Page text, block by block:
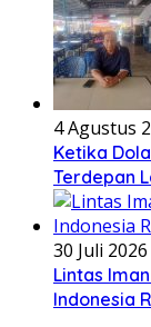
4 Agustus
Ketika
Terdepan
30 Juli 2026
Lintas
Indonesia